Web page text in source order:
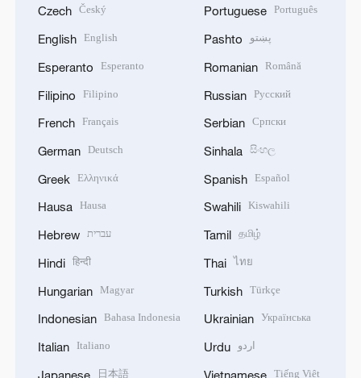
Czech Český
English English
Esperanto Esperanto
Filipino Filipino
French Français
German Deutsch
Greek Ελληνικά
Hausa Hausa
Hebrew עברית
Hindi हिन्दी
Hungarian Magyar
Indonesian Bahasa Indonesia
Italian Italiano
Japanese 日本語
Portuguese Português
Pashto پښتو
Romanian Română
Russian Русский
Serbian Српски
Sinhala සිංහල
Spanish Español
Swahili Kiswahili
Tamil தமிழ்
Thai ไทย
Turkish Türkçe
Ukrainian Українська
Urdu اردو
Vietnamese Tiếng Việt